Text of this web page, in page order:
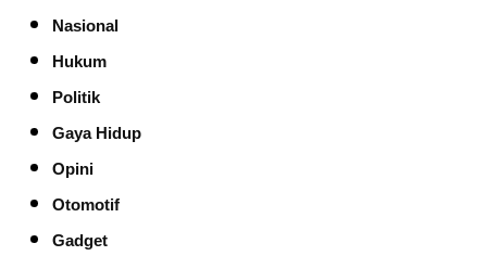
Nasional
Hukum
Politik
Gaya Hidup
Opini
Otomotif
Gadget